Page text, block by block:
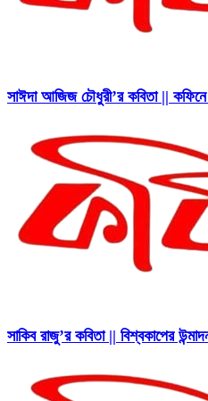
সাঈদা আজিজ চৌধুরী’র কবিতা || কফিনে
সাকিব রাজু’র কবিতা || বিশ্বকাপের